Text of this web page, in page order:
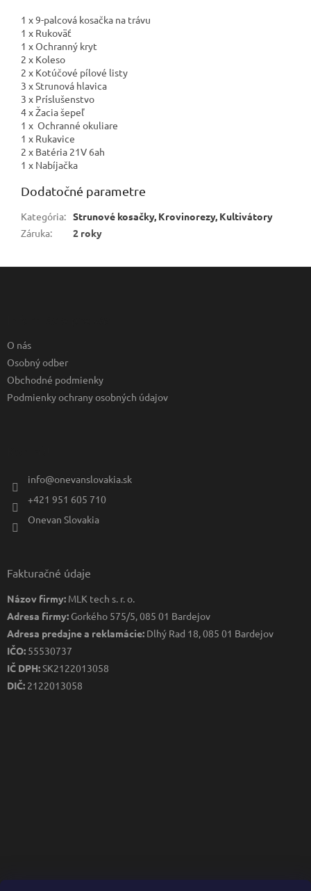
1 x 9-palcová kosačka na trávu
1 x Rukoväť
1 x Ochranný kryt
2 x Koleso
2 x Kotúčové pílové listy
3 x Strunová hlavica
3 x Príslušenstvo
4 x Žacia šepeľ
1 x Ochranné okuliare
1 x Rukavice
2 x Batéria 21V 6ah
1 x Nabíjačka
Dodatočné parametre
Kategória: Strunové kosačky, Krovinorezy, Kultivátory
Záruka: 2 roky
Z
O nás
Osobný odber
Obchodné podmienky
Podmienky ochrany osobných údajov
info@onevanslovakia.sk
+421 951 605 710
Onevan Slovakia
Fakturačné údaje
Názov firmy: MLK tech s. r. o.
Adresa firmy: Gorkého 575/5, 085 01 Bardejov
Adresa predajne a reklamácie: Dlhý Rad 18, 085 01 Bardejov
IČO: 55530737
IČ DPH:SK2122013058
DIČ: 2122013058